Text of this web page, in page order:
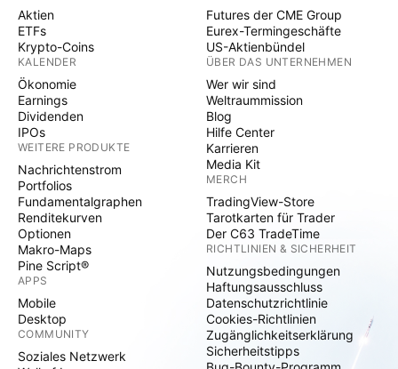
Aktien
ETFs
Krypto-Coins
KALENDER
Ökonomie
Earnings
Dividenden
IPOs
WEITERE PRODUKTE
Nachrichtenstrom
Portfolios
Fundamentalgraphen
Renditekurven
Optionen
Makro-Maps
Pine Script®
APPS
Mobile
Desktop
COMMUNITY
Soziales Netzwerk
Futures der CME Group
Eurex-Termingeschäfte
US-Aktienbündel
ÜBER DAS UNTERNEHMEN
Wer wir sind
Weltraummission
Blog
Hilfe Center
Karrieren
Media Kit
MERCH
TradingView-Store
Tarotkarten für Trader
Der C63 TradeTime
RICHTLINIEN & SICHERHEIT
Nutzungsbedingungen
Haftungsausschluss
Datenschutzrichtlinie
Cookies-Richtlinien
Zugänglichkeitserklärung
Sicherheitstipps